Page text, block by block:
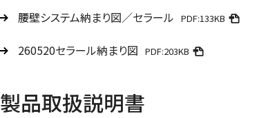
腰壁システム納まり図／セラール PDF:133KB
260520セラール納まり図 PDF:203KB
製品取扱説明書